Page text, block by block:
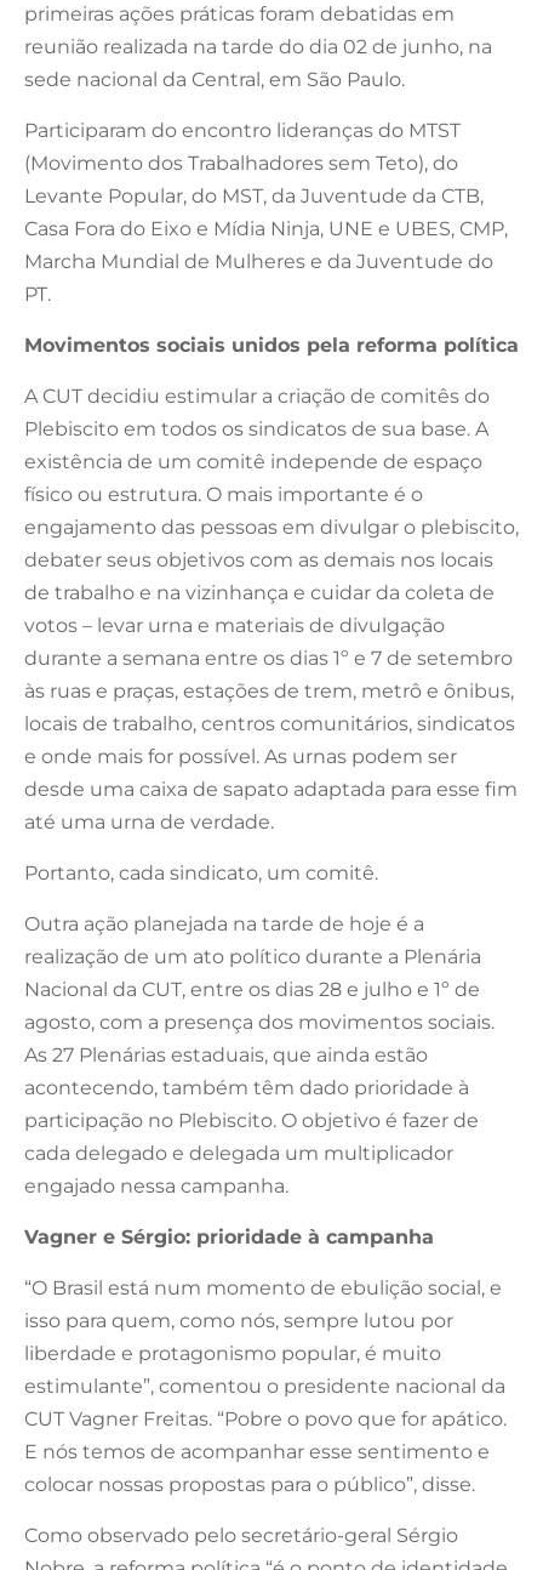
primeiras ações práticas foram debatidas em
reunião realizada na tarde do dia 02 de junho, na
sede nacional da Central, em São Paulo.
Participaram do encontro lideranças do MTST
(Movimento dos Trabalhadores sem Teto), do
Levante Popular, do MST, da Juventude da CTB,
Casa Fora do Eixo e Mídia Ninja, UNE e UBES, CMP,
Marcha Mundial de Mulheres e da Juventude do
PT.
Movimentos sociais unidos pela reforma política
A CUT decidiu estimular a criação de comitês do
Plebiscito em todos os sindicatos de sua base. A
existência de um comitê independe de espaço
físico ou estrutura. O mais importante é o
engajamento das pessoas em divulgar o plebiscito,
debater seus objetivos com as demais nos locais
de trabalho e na vizinhança e cuidar da coleta de
votos – levar urna e materiais de divulgação
durante a semana entre os dias 1º e 7 de setembro
às ruas e praças, estações de trem, metrô e ônibus,
locais de trabalho, centros comunitários, sindicatos
e onde mais for possível. As urnas podem ser
desde uma caixa de sapato adaptada para esse fim
até uma urna de verdade.
Portanto, cada sindicato, um comitê.
Outra ação planejada na tarde de hoje é a
realização de um ato político durante a Plenária
Nacional da CUT, entre os dias 28 e julho e 1º de
agosto, com a presença dos movimentos sociais.
As 27 Plenárias estaduais, que ainda estão
acontecendo, também têm dado prioridade à
participação no Plebiscito. O objetivo é fazer de
cada delegado e delegada um multiplicador
engajado nessa campanha.
Vagner e Sérgio: prioridade à campanha
“O Brasil está num momento de ebulição social, e
isso para quem, como nós, sempre lutou por
liberdade e protagonismo popular, é muito
estimulante”, comentou o presidente nacional da
CUT Vagner Freitas. “Pobre o povo que for apático.
E nós temos de acompanhar esse sentimento e
colocar nossas propostas para o público”, disse.
Como observado pelo secretário-geral Sérgio